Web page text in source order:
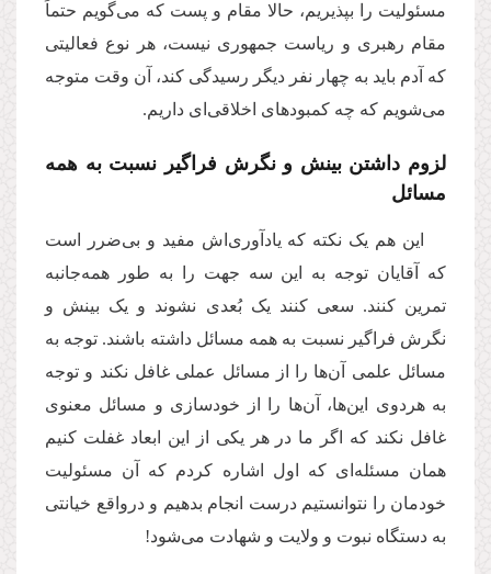
مسئولیت را بپذیریم، حالا مقام و پست که می‌گویم حتماً
مقام رهبری و ریاست جمهوری نیست، هر نوع فعالیتی
که آدم باید به چهار نفر دیگر رسیدگی کند، آن وقت متوجه
می‌شویم که چه کمبودهای اخلاقی‌ای داریم.
لزوم داشتن بینش و نگرش فراگیر نسبت به همه‌
مسائل
این هم یک نکته که ‌یادآوری‌اش مفید و بی‌ضرر است
که آقایان توجه به این سه جهت را به طور همه‌جانبه
تمرین کنند. سعی کنند یک بُعدی نشوند و یک بینش و
نگرش فراگیر نسبت به همه‌ مسائل داشته باشند. توجه به
مسائل علمی آن‌ها را از مسائل عملی غافل نکند و توجه
به هردوی این‌ها، آن‌ها را از خودسازی و مسائل معنوی
غافل نکند که اگر ما در هر یکی از این ابعاد غفلت کنیم
همان مسئله‌ای که اول اشاره کردم که آن مسئولیت
خودمان را نتوانستیم درست انجام بدهیم و درواقع خیانتی
به دستگاه نبوت و ولایت و شهادت می‌شود!